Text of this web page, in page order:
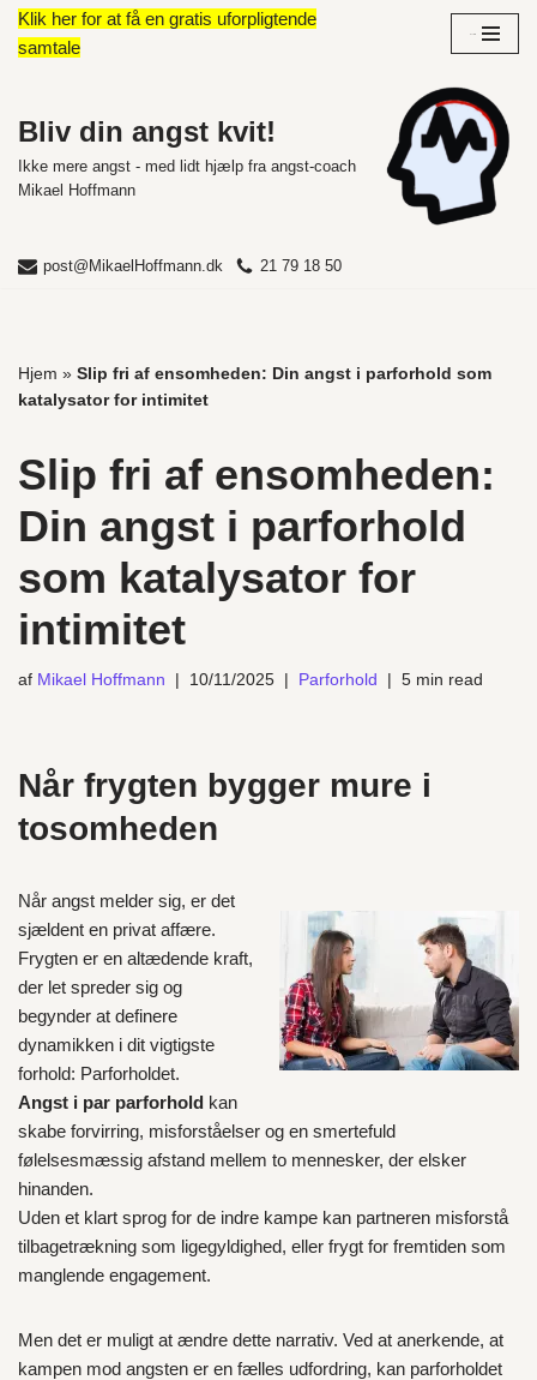
Spring
indhold
Klik her for at få en gratis uforpligtende
samtale
Bliv din angst kvit!
Ikke mere angst - med lidt hjælp fra angst-coach
Mikael Hoffmann
post@MikaelHoffmann.dk 21 79 18 50
Hjem » Slip fri af ensomheden: Din angst i parforhold som
katalysator for intimitet
Slip fri af ensomheden:
Din angst i parforhold
som katalysator for
intimitet
af Mikael Hoffmann 10/11/2025 Parforhold 5 min read
Når frygten bygger mure i
tosomheden
Når angst melder sig, er det
sjældent en privat affære.
Frygten er en altædende kraft,
der let spreder sig og
begynder at definere
dynamikken i dit vigtigste
forhold: Parforholdet.
Angst i par parforhold kan
skabe forvirring, misforståelser og en smertefuld
følelsesmæssig afstand mellem to mennesker, der elsker
hinanden.
Uden et klart sprog for de indre kampe kan partneren misforstå
tilbagetrækning som ligegyldighed, eller frygt for fremtiden som
manglende engagement.
Men det er muligt at ændre dette narrativ. Ved at anerkende, at
kampen mod angsten er en fælles udfordring, kan parforholdet